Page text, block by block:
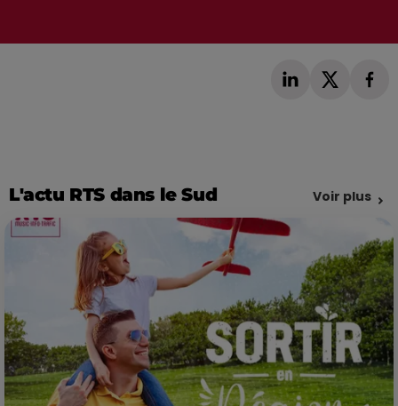
L'actu RTS dans le Sud Voir plus